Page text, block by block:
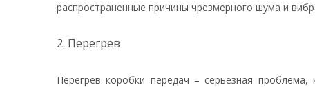
распространенные причины чрезмерного шума и
2. Перегрев
Перегрев коробки передач – серьезная